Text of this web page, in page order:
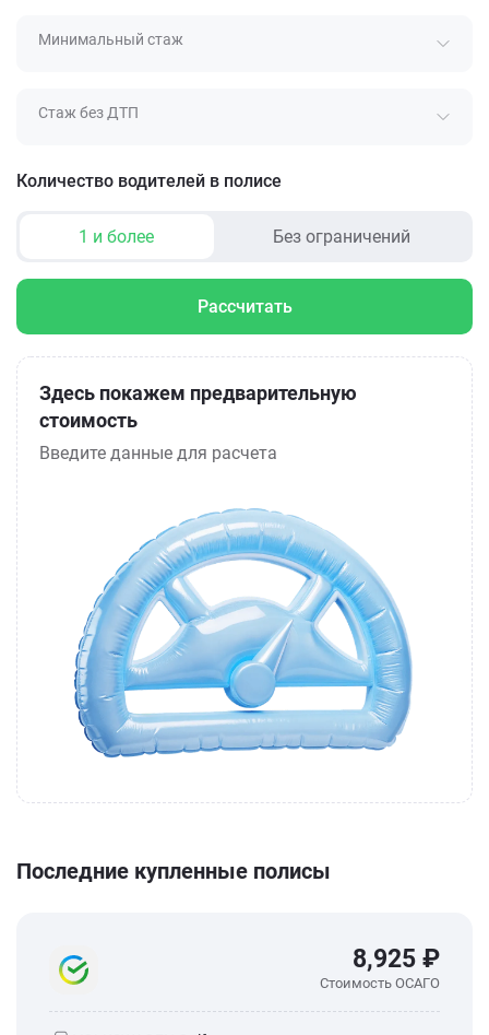
Минимальный стаж
Стаж без ДТП
Количество водителей в полисе
1 и более Без ограничений
Рассчитать
Здесь покажем предварительную
стоимость
Введите данные для расчета
Последние купленные полисы
8,925 ₽
Стоимость ОСАГО